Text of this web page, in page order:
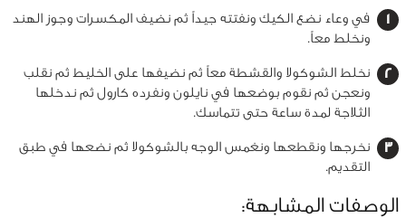
في وعاء نضع الكيك ونفتته جيداً ثم نضيف المكسرات وجوز الهند
ونخلط معاً.
نخلط الشوكولا والقشطة معاً ثم نضيفها على الخليط ثم نقلب
ونعجن ثم نقوم بوضعها في نايلون ونفرده كارول ثم ندخلها
الثلاجة لمدة ساعة حتى تتماسك.
نخرجها ونقطعها ونغمس الوجه بالشوكولا ثم نضعها في طبق
التقديم.
الوصفات المشابهة: